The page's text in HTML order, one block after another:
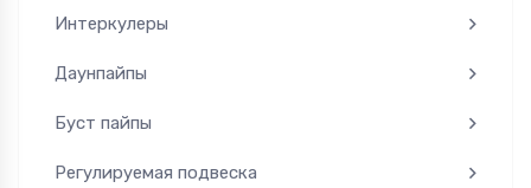
Интеркулеры
Даунпайпы
Буст пайпы
Регулируемая подвеска